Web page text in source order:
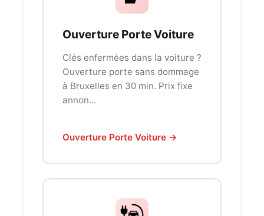
Ouverture Porte Voiture
Clés enfermées dans la voiture ?
Ouverture porte sans dommage
à Bruxelles en 30 min. Prix fixe
annon...
Ouverture Porte Voiture →